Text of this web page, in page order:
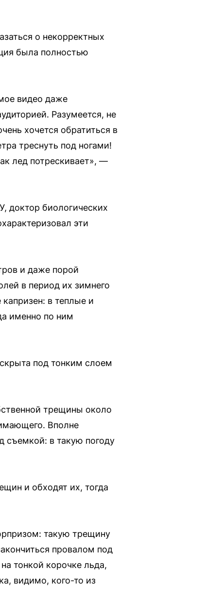
о некорректных
была полностью
видео даже
Разумеется, не
хочется обратиться в
треснуть под ногами!
лед потрескивает», —
доктор биологических
эти
и даже порой
в период их зимнего
в теплые и
именно по ним
под тонким слоем
трещины около
Вполне
съемкой: в такую погоду
и обходят их, тогда
такую трещину
провалом под
тонкой корочке льда,
видимо, кого-то из